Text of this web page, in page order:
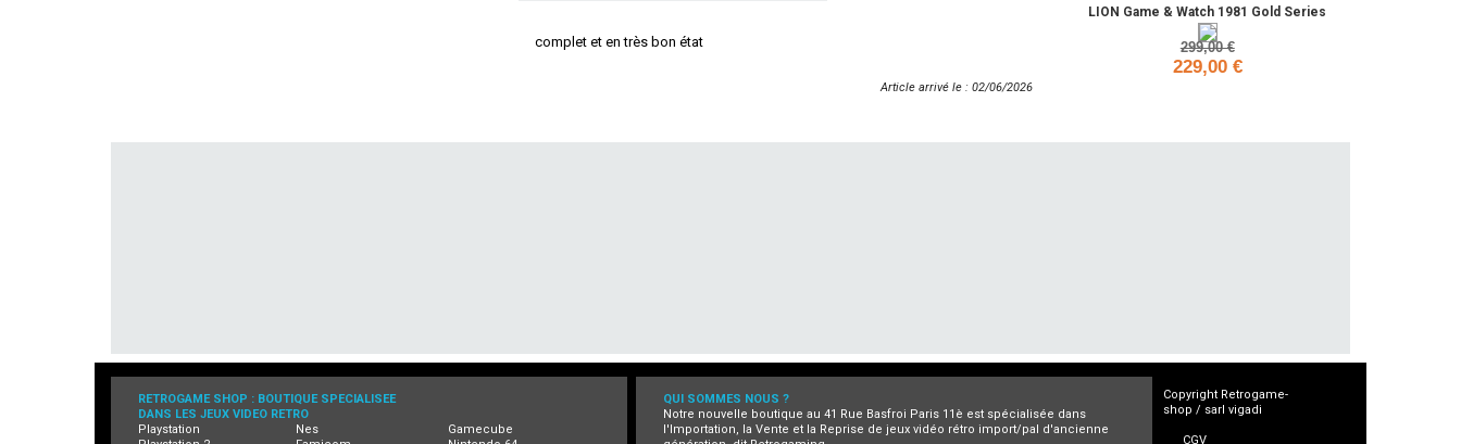
complet et en très bon état
Article arrivé le : 02/06/2026
LION Game & Watch 1981 Gold Series
299,00 €
229,00 €
RETROGAME SHOP : BOUTIQUE SPECIALISEE
DANS LES JEUX VIDEO RETRO
Playstation
Nes
Gamecube
QUI SOMMES NOUS ?
Notre nouvelle boutique au 41 Rue Basfroi Paris 11è est spécialisée dans
l'Importation, la Vente et la Reprise de jeux vidéo rétro import/pal d'ancienne
Copyright Retrogame-
shop / sarl vigadi
CGV